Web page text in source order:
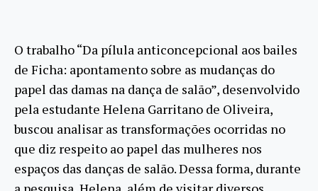
O trabalho “Da pílula anticoncepcional aos bailes
de Ficha: apontamento sobre as mudanças do
papel das damas na dança de salão”, desenvolvido
pela estudante Helena Garritano de Oliveira,
buscou analisar as transformações ocorridas no
que diz respeito ao papel das mulheres nos
espaços das danças de salão. Dessa forma, durante